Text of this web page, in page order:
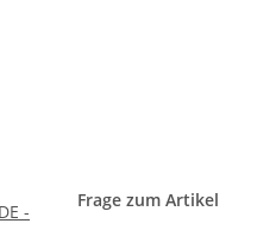
-
Frage zum Artikel